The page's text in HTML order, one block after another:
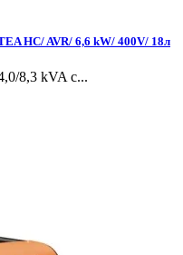
HC/ AVR/ 6,6 kW/ 400V/ 18л
8,3 kVA с...